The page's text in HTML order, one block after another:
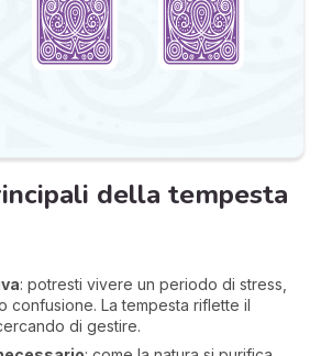
della tempesta
: potresti vivere un periodo di stress,
confusione. La tempesta riflette il
di gestire.